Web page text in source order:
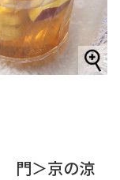
門＞京の涼